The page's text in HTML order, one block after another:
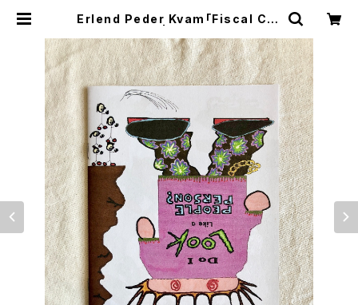
Erlend Peder Kvam「Fiscal Clif